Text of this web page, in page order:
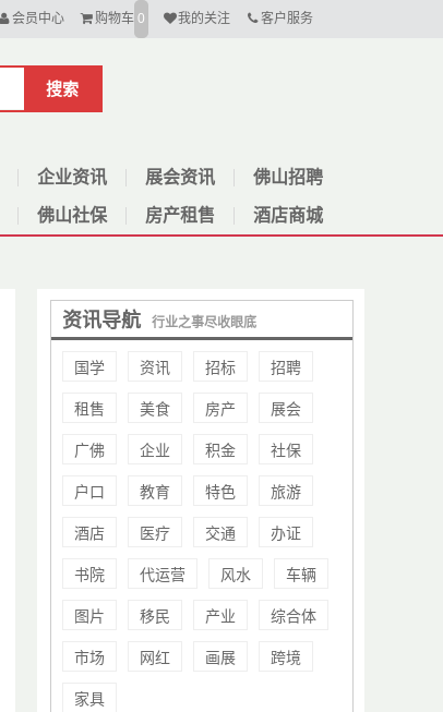
会员中心 购物车 0 我的关注 客户服务
搜索
企业资讯 展会资讯 佛山招聘
佛山社保 房产租售 酒店商城
资讯导航 行业之事尽收眼底
国学 资讯 招标 招聘
租售 美食 房产 展会
广佛 企业 积金 社保
户口 教育 特色 旅游
酒店 医疗 交通 办证
书院 代运营 风水 车辆
图片 移民 产业 综合体
市场 网红 画展 跨境
家具